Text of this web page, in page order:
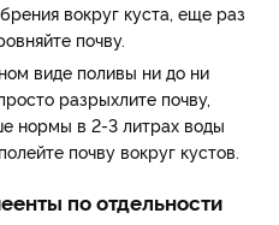
вокруг куста, еще раз
почву.
виде поливы ни до ни
разрыхлите почву,
нормы в 2-3 литрах воды
почву вокруг кустов.
по отдельности